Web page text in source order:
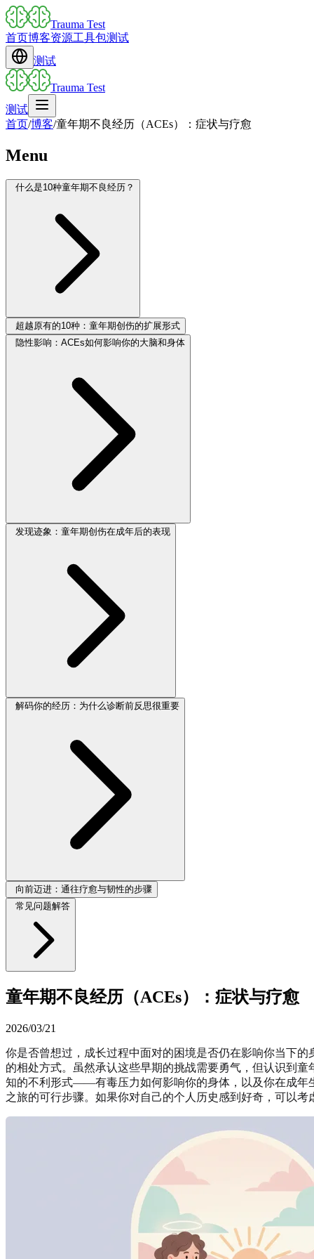
Trauma Test
首页博客资源工具包测试
测试
Trauma Test
测试
首页/博客/童年期不良经历（ACEs）：症状与疗愈
Menu
什么是10种童年期不良经历？
超越原有的10种：童年期创伤的扩展形式
隐性影响：ACEs如何影响你的大脑和身体
发现迹象：童年期创伤在成年后的表现
解码你的经历：为什么诊断前反思很重要
向前迈进：通往疗愈与韧性的步骤
常见问题解答
童年期不良经历（ACEs）：症状与疗愈
2026/03/21
你是否曾想过，成长过程中面对的困境是否仍在影响你当下
的相处方式。虽然承认这些早期的挑战需要勇气，但认识到
知的不利形式——有毒压力如何影响你的身体，以及你在成年
之旅的可行步骤。如果你对自己的个人历史感到好奇，可以